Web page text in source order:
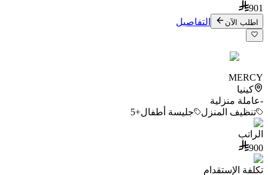
901
اطلب الآن التفاصيل
MERCY
كينيا
-عاملة منزلية
تنظيف المنزل
جليسة أطفال+5
الراتب
900
تكلفة الإستقدام